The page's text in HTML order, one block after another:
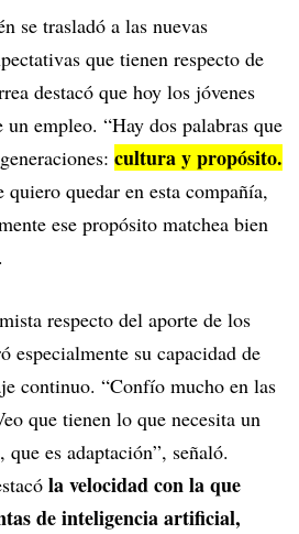
se trasladó a las nuevas
que tienen respecto de
destacó que hoy los jóvenes
un empleo. “Hay dos palabras que
cultura y propósito.
quedar en esta compañía,
ese propósito matchea bien
respecto del aporte de los
especialmente su capacidad de
continuo. “Confío mucho en las
que tienen lo que necesita un
es adaptación”, señaló.
la velocidad con la que
de inteligencia artificial,